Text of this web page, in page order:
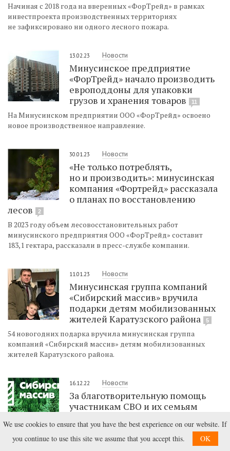
Начиная с 2018 года на вверенных «ФорТрейд» в рамках
инвестпроекта производственных территориях
не зафиксировано ни одного лесного пожара.
13.02.23 Новости
Минусинское предприятие
«ФорТрейд» начало производить
европоддоны для упаковки
грузов и хранения товаров
11
На Минусинском предприятии ООО «ФорТрейд» освоено
новое производственное направление.
30.01.23 Новости
«Не только потреблять,
но и производить»: минусинская
компания «Фортрейд» рассказала
о планах по восстановлению
лесов
2
В 2023 году объем лесовосстановительных работ
минусинского предприятия ООО «ФорТрейд» составит
183,1 гектара, рассказали в пресс-службе компании.
11.01.23 Новости
Минусинская группа компаний
«Сибирский массив» вручила
подарки детям мобилизованных
жителей Каратузского района
5
54 новогодних подарка вручила минусинская группа
компаний «Сибирский массив» детям мобилизованных
жителей Каратузского района.
16.12.22 Новости
За благотворительную помощь
участникам СВО и их семьям
«Сибирский массив» получила
благодарность от местной администрации
4
We use cookies to ensure that you have the best experience on our website. If
you continue to use this site we assume that you accept this.
OK